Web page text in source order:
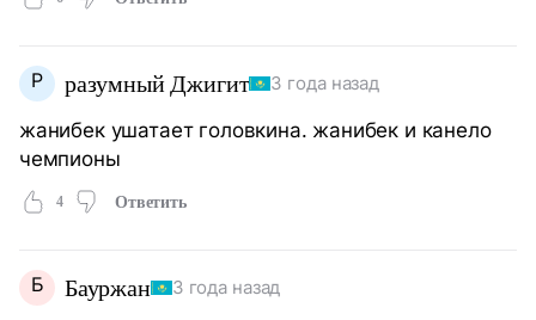
Р разумный Джигит 3 года назад
жанибек ушатает головкина. жанибек и канело
чемпионы
4 Ответить
Б Бауржан 3 года назад